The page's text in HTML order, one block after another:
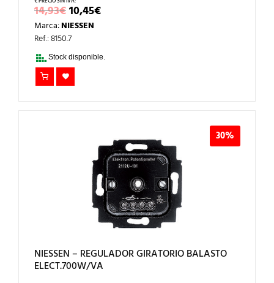
14,93€EL
PRECIO
ORIGINAL
ERA:
14,93€.
10,45€EL
PRECIO
Marca:NIESSEN
Ref.: 8150.7
Stock disponible.
30%
NIESSEN – REGULADOR GIRATORIO BALASTO
ELECT.700W/VA